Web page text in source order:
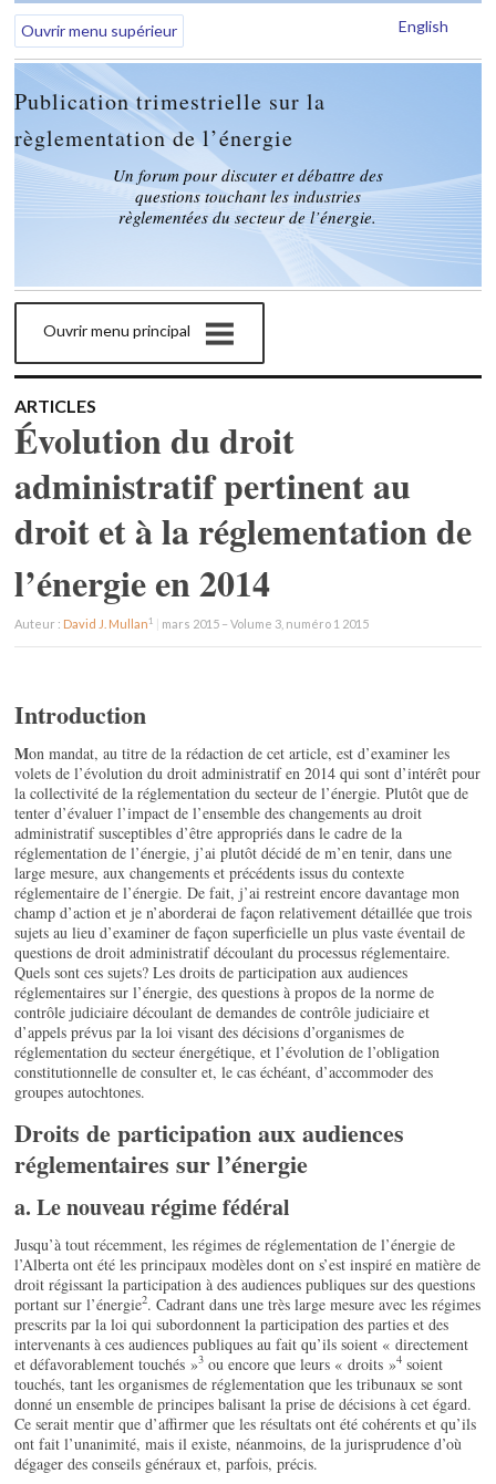
English
Ouvrir menu supérieur
Publication trimestrielle sur la
règlementation de l’énergie
Un forum pour discuter et débattre des
questions touchant les industries
règlementées du secteur de l’énergie.
Ouvrir menu principal
ARTICLES
Évolution du droit
administratif pertinent au
droit et à la réglementation de
l’énergie en 2014
Auteur : David J. Mullan 1 | mars 2015 – Volume 3, numéro 1 2015
Introduction
Mon mandat, au titre de la rédaction de cet article, est d’examiner les
volets de l’évolution du droit administratif en 2014 qui sont d’intérêt pour
la collectivité de la réglementation du secteur de l’énergie. Plutôt que de
tenter d’évaluer l’impact de l’ensemble des changements au droit
administratif susceptibles d’être appropriés dans le cadre de la
réglementation de l’énergie, j’ai plutôt décidé de m’en tenir, dans une
large mesure, aux changements et précédents issus du contexte
réglementaire de l’énergie. De fait, j’ai restreint encore davantage mon
champ d’action et je n’aborderai de façon relativement détaillée que trois
sujets au lieu d’examiner de façon superficielle un plus vaste éventail de
questions de droit administratif découlant du processus réglementaire.
Quels sont ces sujets? Les droits de participation aux audiences
réglementaires sur l’énergie, des questions à propos de la norme de
contrôle judiciaire découlant de demandes de contrôle judiciaire et
d’appels prévus par la loi visant des décisions d’organismes de
réglementation du secteur énergétique, et l’évolution de l’obligation
constitutionnelle de consulter et, le cas échéant, d’accommoder des
groupes autochtones.
Droits de participation aux audiences
réglementaires sur l’énergie
a. Le nouveau régime fédéral
Jusqu’à tout récemment, les régimes de réglementation de l’énergie de
l’Alberta ont été les principaux modèles dont on s’est inspiré en matière de
droit régissant la participation à des audiences publiques sur des questions
portant sur l’énergie2. Cadrant dans une très large mesure avec les régimes
prescrits par la loi qui subordonnent la participation des parties et des
intervenants à ces audiences publiques au fait qu’ils soient « directement
et défavorablement touchés »3 ou encore que leurs « droits »4 soient
touchés, tant les organismes de réglementation que les tribunaux se sont
donné un ensemble de principes balisant la prise de décisions à cet égard.
Ce serait mentir que d’affirmer que les résultats ont été cohérents et qu’ils
ont fait l’unanimité, mais il existe, néanmoins, de la jurisprudence d’où
dégager des conseils généraux et, parfois, précis.